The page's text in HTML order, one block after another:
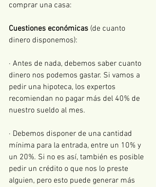
comprar una casa:
Cuestiones económicas (de cuanto
dinero disponemos):
· Antes de nada, debemos saber cuanto
dinero nos podemos gastar. Si vamos a
pedir una hipoteca, los expertos
recomiendan no pagar más del 40% de
nuestro sueldo al mes.
· Debemos disponer de una cantidad
mínima para la entrada, entre un 10% y
un 20%. Si no es así, también es posible
pedir un crédito o que nos lo preste
alguien, pero esto puede generar más